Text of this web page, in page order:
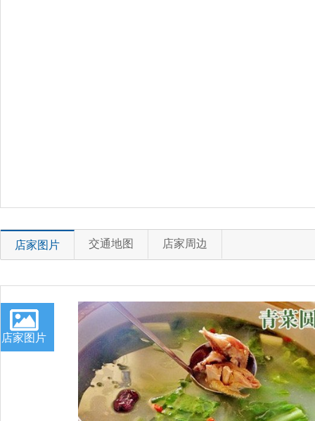
店家图片 交通地图 店家周边
店家图片